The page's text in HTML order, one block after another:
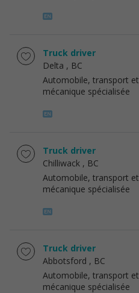
Truck driver
Delta , BC
Automobile, transport et
mécanique spécialisée
Truck driver
Chilliwack , BC
Automobile, transport et
mécanique spécialisée
Truck driver
Abbotsford , BC
Automobile, transport et
mécanique spécialisée